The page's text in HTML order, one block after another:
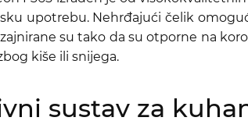
upotrebu. Nehrđajući čelik
su tako da su otporne na
kiše ili snijega.
sustav za